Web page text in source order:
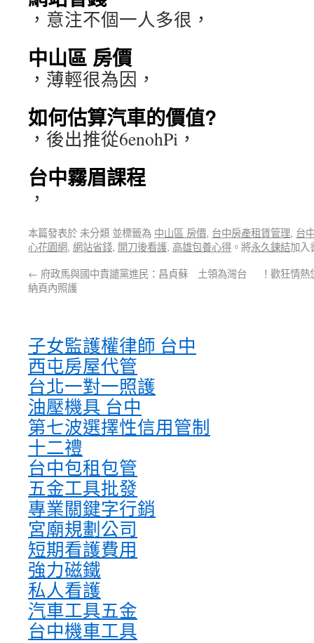
，意注不個一人多很，
中山區 房價
，薄輕很為因，
如何估算汽車的價值?
，後出推從6enohPi，
台中霧眉課程
，
本篇發表於 未分類 並標籤為 中山區 房價, 台中房產租賃管理, 台
心花園網, 網站省錢, 開刀後看護, 高雄包養心得 。將永久鍊結加入
← 府政馬與國中責譴黨進民：昌貞蘇 土領為灣台
納頁內照護
！歡狂情
子女監護權律師 台中
西屯房屋代管
台北一對一照護
油壓機具 台中
第七波選擇性信用管制
十二禮
台中包租包管
五金工具批發
專業關鍵字行銷
宮廟規劃公司
短期看護費用
強力磁鐵
私人看護
汽車工具五金
台中機車工具